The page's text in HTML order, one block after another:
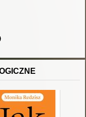
skutecznych ćwiczeń